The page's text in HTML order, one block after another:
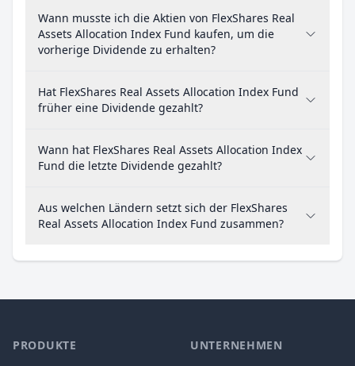
Wann musste ich die Aktien von FlexShares Real
Assets Allocation Index Fund kaufen, um die
vorherige Dividende zu erhalten?
Hat FlexShares Real Assets Allocation Index Fund
früher eine Dividende gezahlt?
Wann hat FlexShares Real Assets Allocation Index
Fund die letzte Dividende gezahlt?
Aus welchen Ländern setzt sich der FlexShares
Real Assets Allocation Index Fund zusammen?
PRODUKTE UNTERNEHMEN